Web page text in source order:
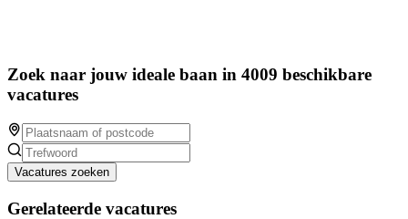
Zoek naar jouw ideale baan in 4009 beschikbare
vacatures
Vacatures zoeken
Gerelateerde vacatures